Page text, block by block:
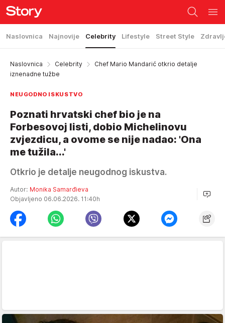
Naslovnica Najnovije Celebrity Lifestyle Street Style
Naslovnica Celebrity
Chef Mario Mandarić otkrio detalje
iznenadne tužbe
NEUGODNO ISKUSTVO
Poznati hrvatski chef bio je na
Forbesovoj listi, dobio Michelinovu
zvjezdicu, a ovome se nije nadao: 'Ona
me tužila...'
Otkrio je detalje neugodnog iskustva.
Autor: Monika Samarđieva
Objavljeno 06.06.2026. 11:40h